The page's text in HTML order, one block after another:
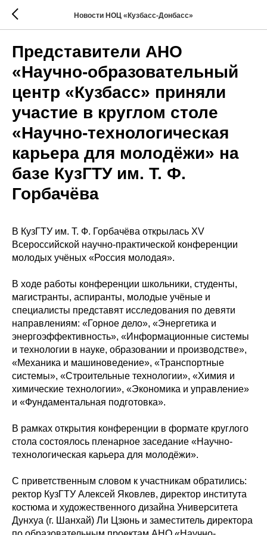
Новости НОЦ «Кузбасс-Донбасс»
Представители АНО
«Научно-образовательный
центр «Кузбасс» приняли
участие в круглом столе
«Научно-технологическая
карьера для молодёжи» на
базе КузГТУ им. Т. Ф.
Горбачёва
В КузГТУ им. Т. Ф. Горбачёва открылась XV
Всероссийской научно-практической конференции
молодых учёных «Россия молодая».
В ходе работы конференции школьники, студенты,
магистранты, аспиранты, молодые учёные и
специалисты представят исследования по девяти
направлениям: «Горное дело», «Энергетика и
энергоэффективность», «Информационные системы
и технологии в науке, образовании и производстве»,
«Механика и машиноведение», «Транспортные
системы», «Строительные технологии», «Химия и
химические технологии», «Экономика и управление»
и «Фундаментальная подготовка».
В рамках открытия конференции в формате круглого
стола состоялось пленарное заседание «Научно-
технологическая карьера для молодёжи».
С приветственным словом к участникам обратились:
ректор КузГТУ Алексей Яковлев, директор института
костюма и художественного дизайна Университета
Дунхуа (г. Шанхай) Ли Цзюнь и заместитель директора